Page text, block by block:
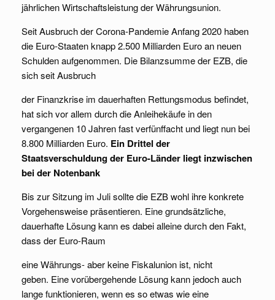
jährlichen Wirtschaftsleistung der Währungsunion.
Seit Ausbruch der Corona-Pandemie Anfang 2020 haben
die Euro-Staaten knapp 2.500 Milliarden Euro an neuen
Schulden aufgenommen. Die Bilanzsumme der EZB, die
sich seit Ausbruch
der Finanzkrise im dauerhaften Rettungsmodus befindet,
hat sich vor allem durch die Anleihekäufe in den
vergangenen 10 Jahren fast verfünffacht und liegt nun bei
8.800 Milliarden Euro. Ein Drittel der
Staatsverschuldung der Euro-Länder liegt inzwischen
bei der Notenbank
Bis zur Sitzung im Juli sollte die EZB wohl ihre konkrete
Vorgehensweise präsentieren. Eine grundsätzliche,
dauerhafte Lösung kann es dabei alleine durch den Fakt,
dass der Euro-Raum
eine Währungs- aber keine Fiskalunion ist, nicht
geben. Eine vorübergehende Lösung kann jedoch auch
lange funktionieren, wenn es so etwas wie eine